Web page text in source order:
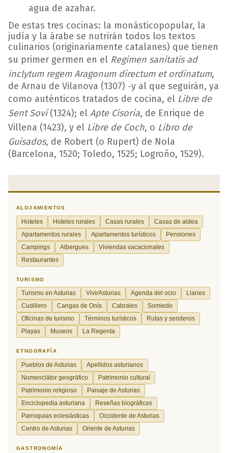
agua de azahar.
De estas tres cocinas: la monásticopopular, la
judía y la árabe se nutrirán todos los textos
culinarios (originariamente catalanes) que tienen
su primer germen en el Regimen sanitatis ad
inclytum regem Aragonum directum et ordinatum,
de Arnau de Vilanova (1307) -y al que seguirán, ya
como auténticos tratados de cocina, el Libre de
Sent Soví(1324); el Apte Cisoria, de Enrique de
Villena (1423), y el Libre de Coch, o Libro de
Guisados, de Robert (o Rupert) de Nola
(Barcelona, 1520; Toledo, 1525; Logroño, 1529).